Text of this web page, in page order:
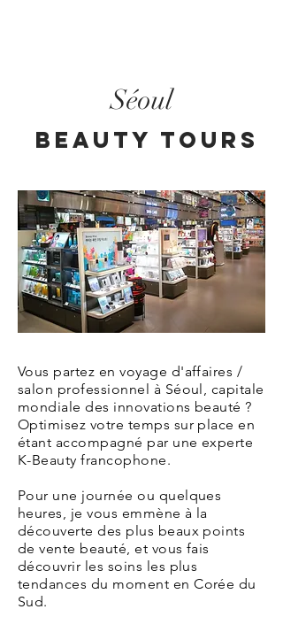
Séoul
BEAUTY TOURS
Vous partez en voyage d'affaires /
salon professionnel à Séoul, capitale
mondiale des innovations beauté ?
Optimisez votre temps sur place en
étant accompagné par une experte
K-Beauty francophone.
Pour une journée ou quelques
heures, je vous emmène à la
découverte des plus beaux points
de vente beauté, et vous fais
découvrir les soins les plus
tendances du moment en Corée du
Sud.